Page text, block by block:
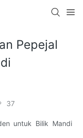
Pepejal
37
untuk Bilik Mandi